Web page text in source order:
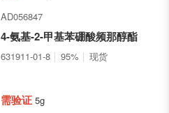
AD056847
4-氨基-2-甲基苯硼酸频那醇酯
631911-01-8 95% 现货
需验证 5g